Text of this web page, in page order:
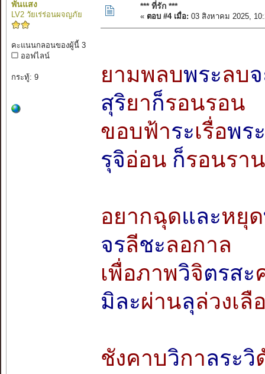
พันแสง
LV2 วัยเร่ร่อนผจญภัย
คะแนนกลอนของผู้นี้ 3
ออฟไลน์
กระทู้: 9
*** ที่รัก ***
« ตอบ #4 เมื่อ: 03 สิงหาคม 2025,
ยามพลบพระลบ
สุริยาก็รอนรอน
ขอบฟ้าระเรื่อพร
รุจิอ่อน ก็รอนราน
อยากฉุดและหยุด
จรลีชะลอกาล
เพื่อภาพวิจิตรสะ
มิละผ่านลุล่วงเลื
ชังคาบวิกาลระวิ